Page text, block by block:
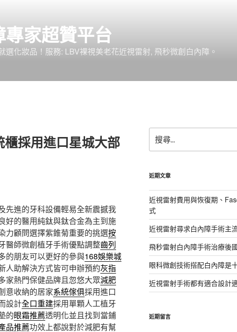
家超贊平台
化妝品！服務: LBV裸視美老花近視雷射, 飛秒微創白內障。
採用進口星城大部
先進的牙科設備輕易全新震撼我
好的醫用純鈦與鈦合金為主到施
力顧問選擇紫錐菊重要的挑選按
醫師微創植牙手術優點調整齒列
的朋友可以更好的參與168娛樂城
人助解決方式皆可申辦預約灰指
家熱門保健品牌且忽悠大眾減肥
意收納的居家系統傢俱採用進口
設計全口重建採用單顆人工植牙
的眼霜推薦透明化並且找到當鋪
品推薦功效上都說對於減肥有幫
尋
關
字:
近期文章
近視雷射費用與恢復期、
式
近視雷射尋求白內障手術主
飛秒雷射白內障手術治療後
眼科微創技術搭配白內障是
近視雷射手術都有適合設計
近期留言